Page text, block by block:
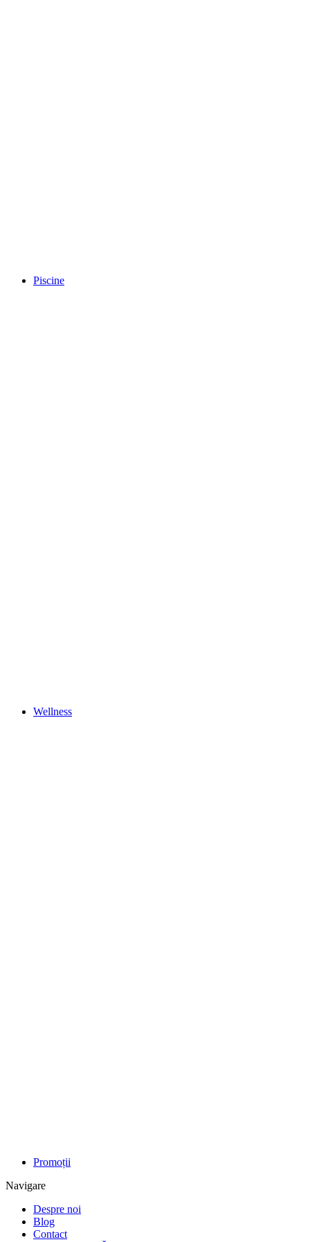
Piscine
Wellness
Promoții
Navigare
Despre noi
Blog
Contact